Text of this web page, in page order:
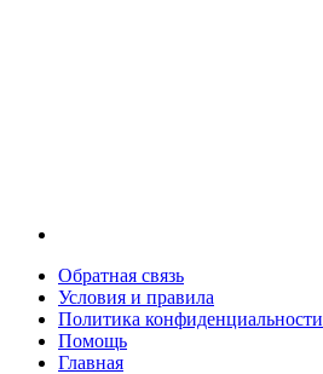
Обратная связь
Условия и правила
Политика конфиденциальности
Помощь
Главная